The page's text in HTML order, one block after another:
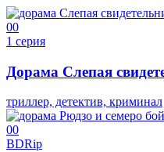
00
1 серия
Дорама Слепая
триллер, детектив, криминал
00
BDRip